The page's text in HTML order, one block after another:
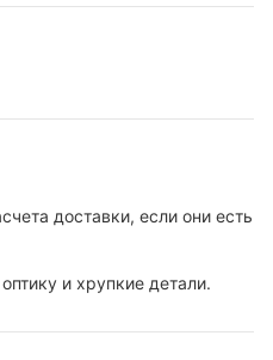
доставки, если они есть
и хрупкие детали.